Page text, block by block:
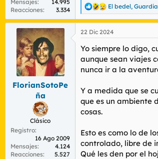
Mensajes
14.995
Reacciones
3.334
R
e
a
c
i
o
e
:
El bedel,
FlorianSotoPe
ña
Clásico
Registro
16 Ago 2009
Mensajes
4.124
Reacciones
5.527
22 Dic 2024
Yo siempre lo digo,
aunque sean viajes
nunca ir a la
Y a medida que se
que es un ambiente
cosas.
Esto es como lo de
controlado, libre de
Qué les den por el